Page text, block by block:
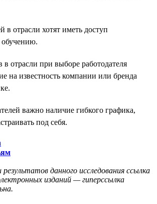
в отрасли хотят иметь доступ
обучению.
отрасли при выборе работодателя
на известность компании или бренда
важно наличие гибкого графика,
под себя.
результатов данного исследования ссылка
изданий — гиперссылка